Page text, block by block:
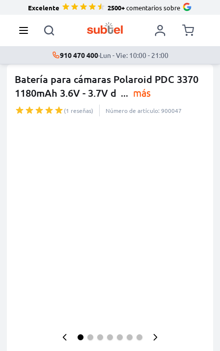
Excelente 2500+comentarios sobre
910 470 400·Lun - Vie: 10:00 - 21:00
Batería para cámaras Polaroid PDC 3370
1180mAh 3.6V - 3.7V d ... más
(1 reseñas) Número de artículo: 900047